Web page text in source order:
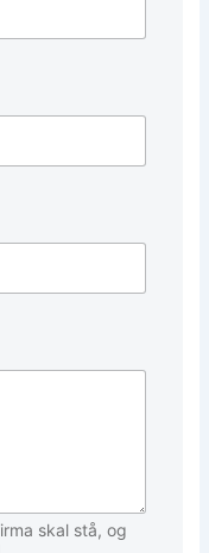
skal stå, og